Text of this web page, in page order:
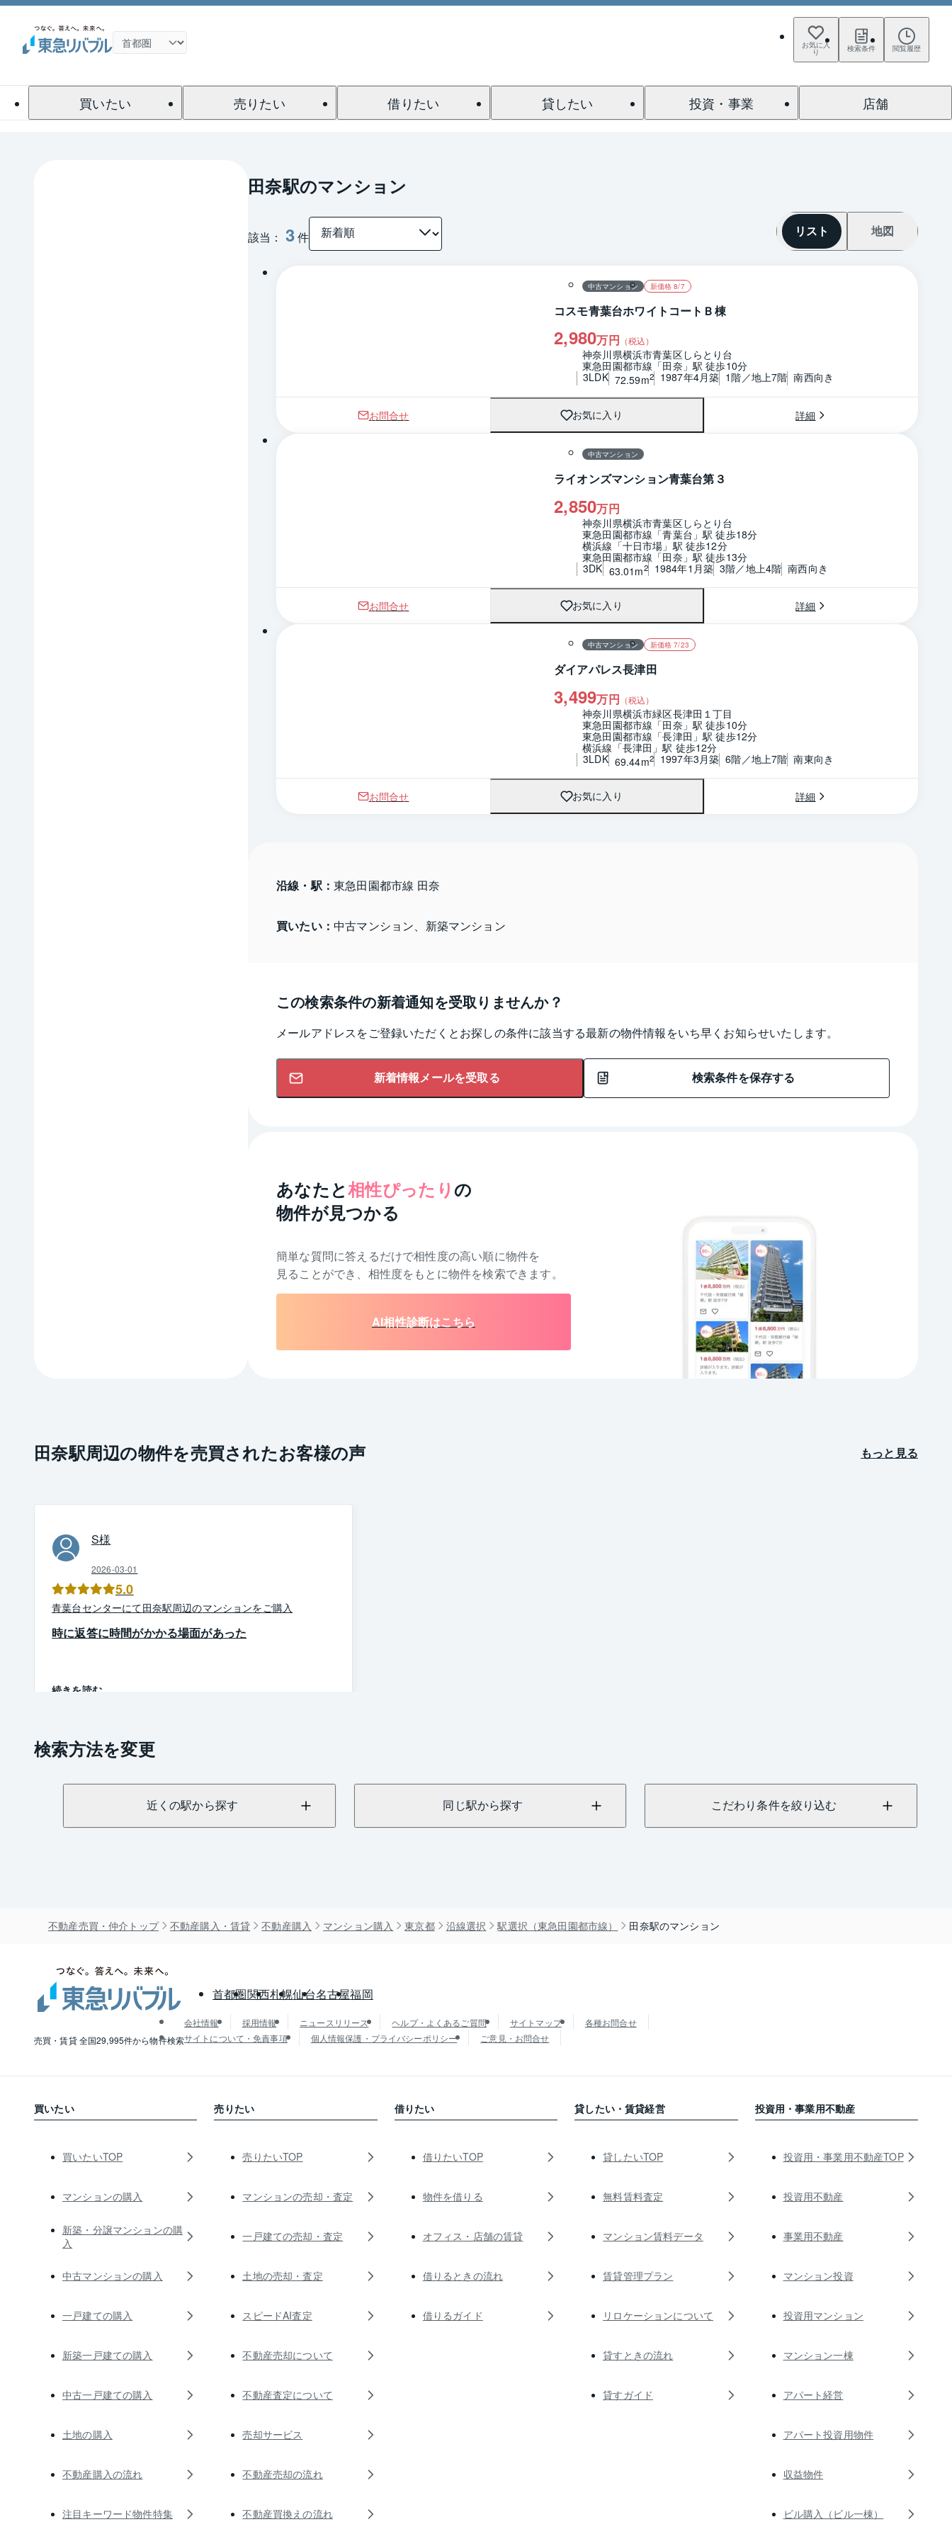
お気に入
り 検索条件 閲覧履歴
買いたい 売りたい 借りたい 貸したい 投資・事業 店舗
田奈駅のマンション
該当： 3件 リスト 地図
1 / 0
中古マンション 新価格 8/7
コスモ青葉台ホワイトコートＢ棟
2,980万円 （税込）
神奈川県横浜市青葉区しらとり台
東急田園都市線「田奈」駅 徒歩10分
3LDK 72.59m2 1987年4月築 1階／地上7階 南西向き
お問合せ お気に入り 詳細
中古マンション
ライオンズマンション青葉台第３
2,850万円
神奈川県横浜市青葉区しらとり台
東急田園都市線「青葉台」駅 徒歩18分
横浜線「十日市場」駅 徒歩12分
東急田園都市線「田奈」駅 徒歩13分
3DK 63.01m2 1984年1月築 3階／地上4階 南西向き
お問合せ お気に入り 詳細
中古マンション 新価格 7/23
ダイアパレス長津田
3,499万円 （税込）
神奈川県横浜市緑区長津田１丁目
東急田園都市線「田奈」駅 徒歩10分
東急田園都市線「長津田」駅 徒歩12分
横浜線「長津田」駅 徒歩12分
3LDK 69.44m2 1997年3月築 6階／地上7階 南東向き
お問合せ お気に入り 詳細
沿線・駅： 東急田園都市線 田奈
買いたい： 中古マンション、新築マンション
この検索条件の新着通知を受取りませんか？
メールアドレスをご登録いただくとお探しの条件に該当する最新の物件情報をいち早くお知らせいたします。
新着情報メールを受取る 検索条件を保存する
あなたと相性ぴったり の
物件が見つかる
簡単な質問に答えるだけで相性度の高い順に物件を
見ることができ、相性度をもとに物件を検索できます。
AI相性診断はこちら
田奈駅周辺の物件を売買されたお客様の声 もっと見る
S様
2026-03-01
5.0
青葉台センターにて田奈駅周辺のマンションを ご購入
時に返答に時間がかかる場面があった
続きを読む
検索方法を変更
近くの駅から探す 同じ駅から探す こだわり条件を絞り込む
不動産売買・仲介トップ 不動産購入・賃貸 不動産購入 マンション購入 東京都 沿線選択 駅選択（東急田園都市線） 田奈駅のマンション
売買・賃貸 全国29,995件から物件検索
首都圏関西札幌仙台名古屋福岡
会社情報 採用情報 ニュースリリース ヘルプ・よくあるご質問 サイトマップ
各種お問合せ
サイトについて・免責事項
個人情報保護・プライバシーポリシー ご意見・お問合せ
買いたい
買いたいTOP
マンションの購入
新築・分譲マンションの購
入
中古マンションの購入
一戸建ての購入
新築一戸建ての購入
中古一戸建ての購入
土地の購入
不動産購入の流れ
注目キーワード物件特集
売りたい
売りたいTOP
マンションの売却・査定
一戸建ての売却・査定
土地の売却・査定
スピードAI査定
不動産売却について
不動産査定について
売却サービス
不動産売却の流れ
不動産買換えの流れ
借りたい
借りたいTOP
物件を借りる
オフィス・店舗の賃貸
借りるときの流れ
借りるガイド
貸したい・賃貸経営
貸したいTOP
無料賃料査定
マンション賃料データ
賃貸管理プラン
リロケーションについて
貸すときの流れ
貸すガイド
投資用・事業用不動産
投資用・事業用不動産TOP
投資用不動産
事業用不動産
マンション投資
投資用マンション
マンション一棟
アパート経営
アパート投資用物件
収益物件
ビル購入（ビル一棟）